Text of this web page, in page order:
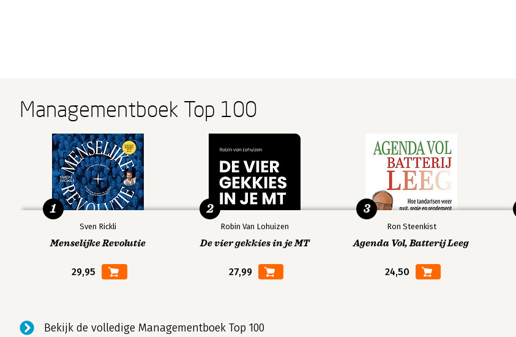
Managementboek Top 100
Sven Rickli
Menselijke Revolutie
29,95
1
Robin Van Lohuizen
De vier gekkies in je MT
27,99
2
Ron Steenkist
Agenda Vol, Batterij Leeg
24,50
3
Bekijk de volledige Managementboek Top 100